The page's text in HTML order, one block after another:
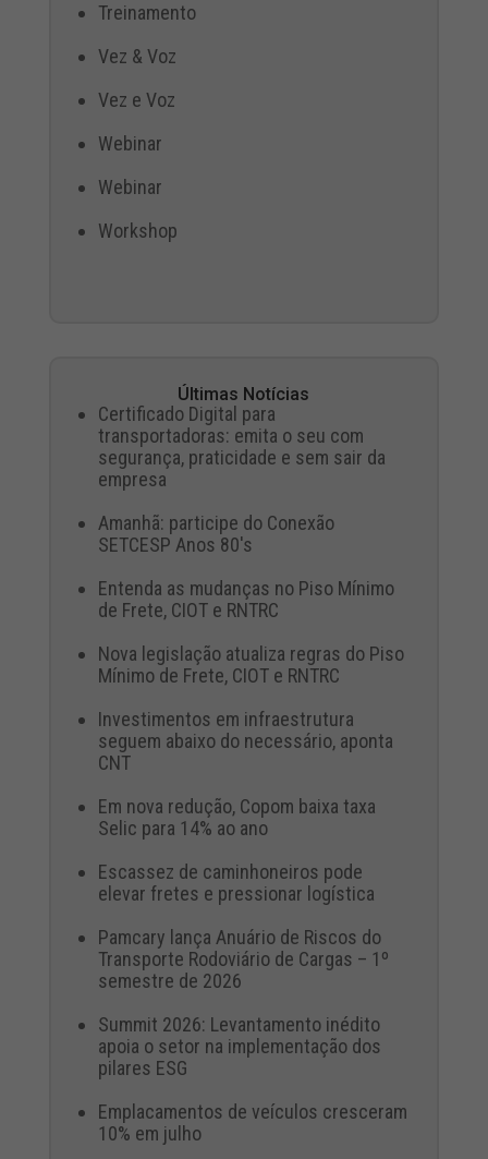
Treinamento
Vez & Voz
Vez e Voz
Webinar
Webinar
Workshop
Últimas Notícias
Certificado Digital para
transportadoras: emita o seu com
segurança, praticidade e sem sair da
empresa
Amanhã: participe do Conexão
SETCESP Anos 80's
Entenda as mudanças no Piso Mínimo
de Frete, CIOT e RNTRC
Nova legislação atualiza regras do Piso
Mínimo de Frete, CIOT e RNTRC
Investimentos em infraestrutura
seguem abaixo do necessário, aponta
CNT
Em nova redução, Copom baixa taxa
Selic para 14% ao ano
Escassez de caminhoneiros pode
elevar fretes e pressionar logística
Pamcary lança Anuário de Riscos do
Transporte Rodoviário de Cargas – 1º
semestre de 2026
Summit 2026: Levantamento inédito
apoia o setor na implementação dos
pilares ESG
Emplacamentos de veículos cresceram
10% em julho